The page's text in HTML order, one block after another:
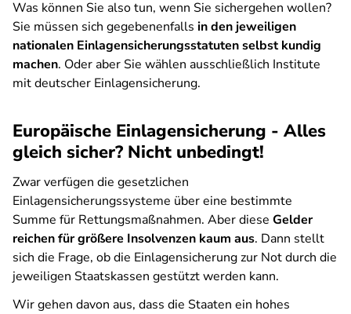
Was können Sie also tun, wenn Sie sichergehen wollen?
Sie müssen sich gegebenenfalls in den jeweiligen
nationalen Einlagensicherungsstatuten selbst kundig
machen. Oder aber Sie wählen ausschließlich Institute
mit deutscher Einlagensicherung.
Europäische Einlagensicherung - Alles
gleich sicher? Nicht unbedingt!
Zwar verfügen die gesetzlichen
Einlagensicherungssysteme über eine bestimmte
Summe für Rettungsmaßnahmen. Aber diese Gelder
reichen für größere Insolvenzen kaum aus. Dann stellt
sich die Frage, ob die Einlagensicherung zur Not durch die
jeweiligen Staatskassen gestützt werden kann.
Wir gehen davon aus, dass die Staaten ein hohes